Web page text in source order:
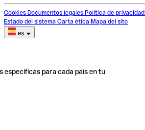
Cookies Documentos legales Política de privacidad
Estado del sistema Carta ética Mapa del sito
es
específicas para cada país en tu